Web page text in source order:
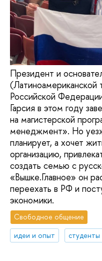
Президент и
(Латиноамериканской
Российской
Гарсия в этом году
на магистерской
менеджмент». Но
планирует, а хочет
организацию,
создать семью с
«Вышке.Главное» он
переехать в РФ и
экономики.
Свободное общение
идеи и опыт
студенты